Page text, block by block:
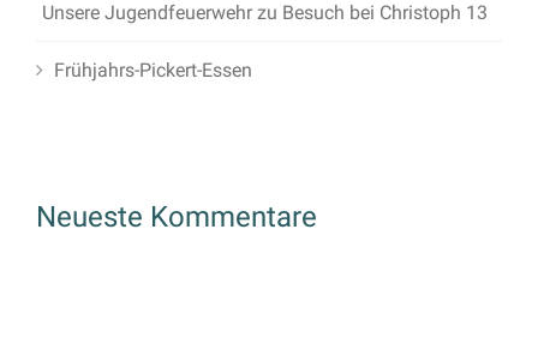
Unsere Jugendfeuerwehr zu Besuch bei Christoph 13
Frühjahrs-Pickert-Essen
Neueste Kommentare